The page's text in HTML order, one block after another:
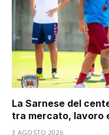
La Sarnese del
tra mercato, lavoro
3 AGOSTO 2026